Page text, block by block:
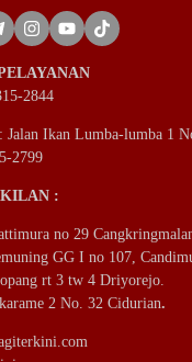
2844
Jalan Ikan Lumba-lumba 1
2799
:
no 29
GG I no 107,
rt 3 tw 4 Driyorejo.
2 No. 32 Cidurian.